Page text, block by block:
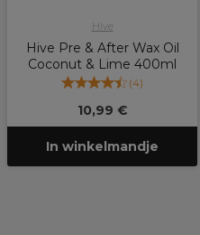
Hive
Hive Pre & After Wax Oil
Coconut & Lime 400ml
(4)
10,99 €
In winkelmandje